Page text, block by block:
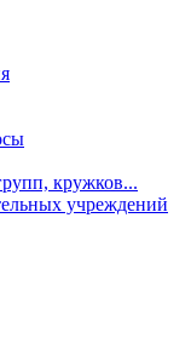
кружков...
учреждений